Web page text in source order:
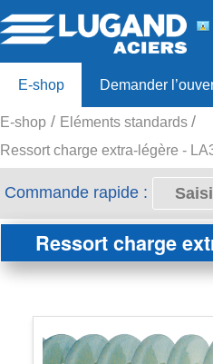
E-shop Demander
Offre 80ans
E-shop
Eléments standards
Ressort charge extra-légère -
Commande rapide :
Ressort charge